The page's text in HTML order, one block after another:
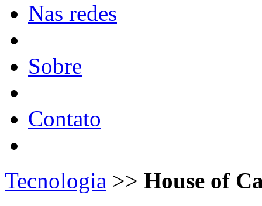
Nas redes
Sobre
Contato
Tecnologia >> House of